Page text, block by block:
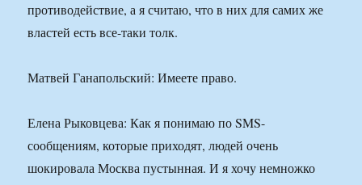
противодействие, а я считаю, что в них для самих же
властей есть все-таки толк.
Матвей Ганапольский: Имеете право.
Елена Рыковцева: Как я понимаю по SMS-
сообщениям, которые приходят, людей очень
шокировала Москва пустынная. И я хочу немножко